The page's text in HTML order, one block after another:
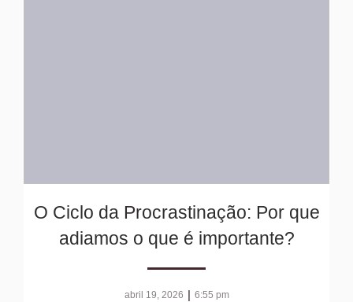
O Ciclo da Procrastinação: Por que
adiamos o que é importante?
abril 19, 2026 | 6:55 pm